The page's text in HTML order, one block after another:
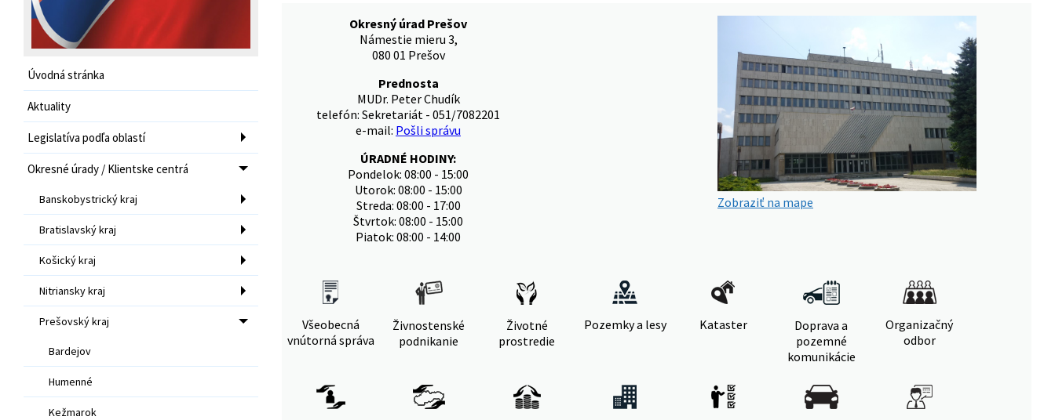
Úvodná stránka
Aktuality
Legislatíva podľa oblastí
Okresné úrady / Klientske centrá
Banskobystrický kraj
Bratislavský kraj
Košický kraj
Nitriansky kraj
Prešovský kraj
Bardejov
Humenné
Kežmarok
Okresný úrad Prešov
Námestie mieru 3,
080 01 Prešov
Prednosta
MUDr. Peter Chudík
telefón: Sekretariát - 051/7082201
e-mail: Pošli správu
ÚRADNÉ HODINY:
Pondelok: 08:00 - 15:00
Utorok: 08:00 - 15:00
Streda: 08:00 - 17:00
Štvrtok: 08:00 - 15:00
Piatok: 08:00 - 14:00
Zobraziť na mape
Všeobecná
vnútorná správa
Živnostenské
podnikanie
Životné
prostredie
Pozemky a lesy Kataster
Doprava a
pozemné
komunikácie
Organizačný
odbor